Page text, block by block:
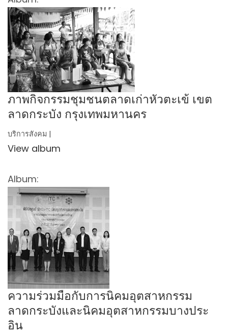
ภาพกิจกรรมชุมชนตลาดเก่าหัวตะเข้ เขต
ลาดกระบัง กรุงเทพมหานคร
บริการสังคม |
View album
Album:
ความร่วมมือกับการนิคมอุตสาหกรรม
ลาดกระบังและนิคมอุตสาหกรรมบางประ
อิน